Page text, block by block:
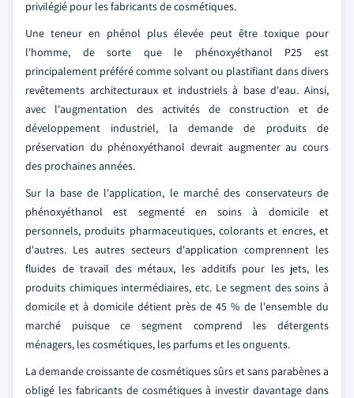
privilégié pour les fabricants de cosmétiques.
Une teneur en phénol plus élevée peut être toxique pour
l'homme, de sorte que le phénoxyéthanol P25 est
principalement préféré comme solvant ou plastifiant dans divers
revêtements architecturaux et industriels à base d'eau. Ainsi,
avec l'augmentation des activités de construction et de
développement industriel, la demande de produits de
préservation du phénoxyéthanol devrait augmenter au cours
des prochaines années.
Sur la base de l'application, le marché des conservateurs de
phénoxyéthanol est segmenté en soins à domicile et
personnels, produits pharmaceutiques, colorants et encres, et
d'autres. Les autres secteurs d'application comprennent les
fluides de travail des métaux, les additifs pour les jets, les
produits chimiques intermédiaires, etc. Le segment des soins à
domicile et à domicile détient près de 45 % de l'ensemble du
marché puisque ce segment comprend les détergents
ménagers, les cosmétiques, les parfums et les onguents.
La demande croissante de cosmétiques sûrs et sans parabènes a
obligé les fabricants de cosmétiques à investir davantage dans